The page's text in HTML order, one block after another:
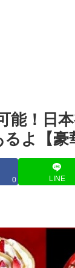
能！日
よ【豪
0 LINE